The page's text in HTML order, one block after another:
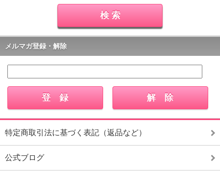
メルマガ登録・解除
特定商取引法に基づく表記（返品など）
公式ブログ